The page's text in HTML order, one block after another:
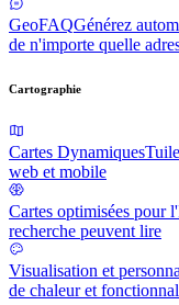
GeoFAQGénérez
de n'importe quelle
Cartographie
Cartes Dynamiques
web et mobile
Cartes optimisées pour
recherche peuvent lire
Visualisation et
de chaleur et